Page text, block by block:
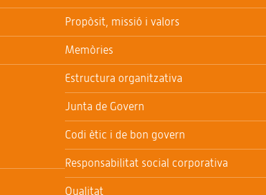
Propòsit, missió i valors
Memòries
Estructura organitzativa
Junta de Govern
Codi ètic i de bon govern
Responsabilitat social corporativa
Qualitat